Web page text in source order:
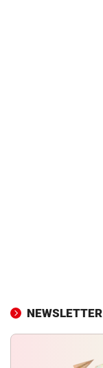
NEWSLETTER